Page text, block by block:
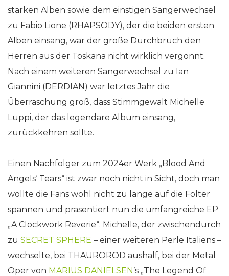
starken Alben sowie dem einstigen Sängerwechsel
zu Fabio Lione (RHAPSODY), der die beiden ersten
Alben einsang, war der große Durchbruch den
Herren aus der Toskana nicht wirklich vergönnt.
Nach einem weiteren Sängerwechsel zu Ian
Giannini (DERDIAN) war letztes Jahr die
Überraschung groß, dass Stimmgewalt Michelle
Luppi, der das legendäre Album einsang,
zurückkehren sollte.
Einen Nachfolger zum 2024er Werk „Blood And
Angels‘ Tears“ ist zwar noch nicht in Sicht, doch man
wollte die Fans wohl nicht zu lange auf die Folter
spannen und präsentiert nun die umfangreiche EP
„A Clockwork Reverie“. Michelle, der zwischendurch
zu SECRET SPHERE – einer weiteren Perle Italiens –
wechselte, bei THAUROROD aushalf, bei der Metal
Oper von MARIUS DANIELSEN’s „The Legend Of